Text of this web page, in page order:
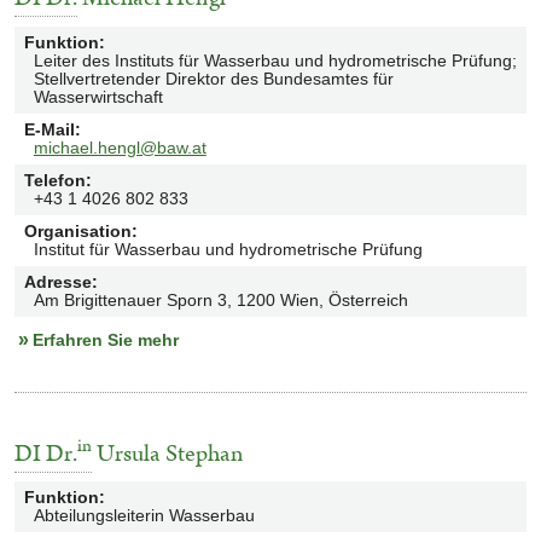
Einträge:
11Funktion:
Leiter des Instituts für Wasserbau und hydrometrische Prüfung;
Stellvertretender Direktor des Bundesamtes für
Wasserwirtschaft
E-Mail:
michael.hengl@baw.at
Telefon:
+43 1 4026 802 833
Organisation:
Institut für Wasserbau und hydrometrische Prüfung
Adresse:
Am Brigittenauer Sporn 3, 1200 Wien, Österreich
Erfahren Sie mehr
DIDr.inUrsula Stephan
Funktion:
Abteilungsleiterin Wasserbau